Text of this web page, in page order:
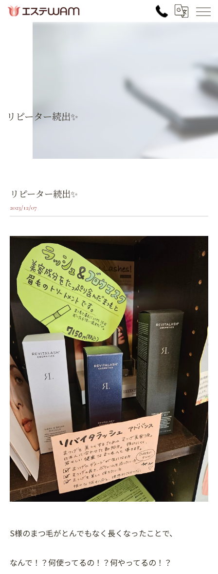
リピーター続出✨
リピーター続出✨
2023/12/07
S様のまつ毛がとんでもなく長くなったことで、
なんで！？何使ってるの！？何やってるの！？